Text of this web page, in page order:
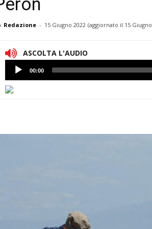
Redazione - 15 Giugno 2022 (aggiornato il 15
ASCOLTA L'AUDIO
Lettore
Audio
00:00